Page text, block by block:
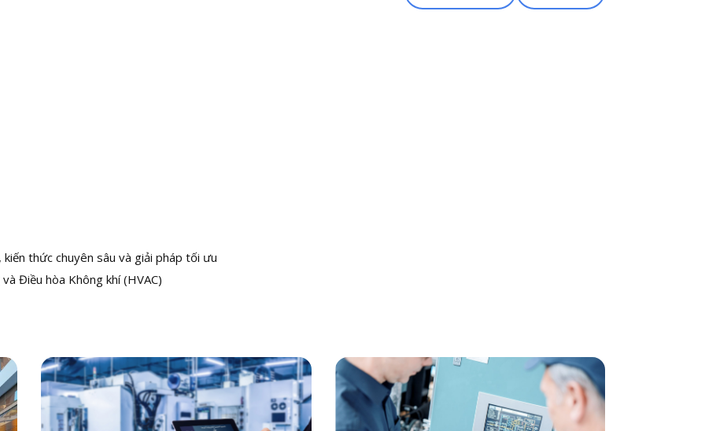
thức chuyên sâu và giải pháp tối ưu
Điều hòa Không khí (HVAC)